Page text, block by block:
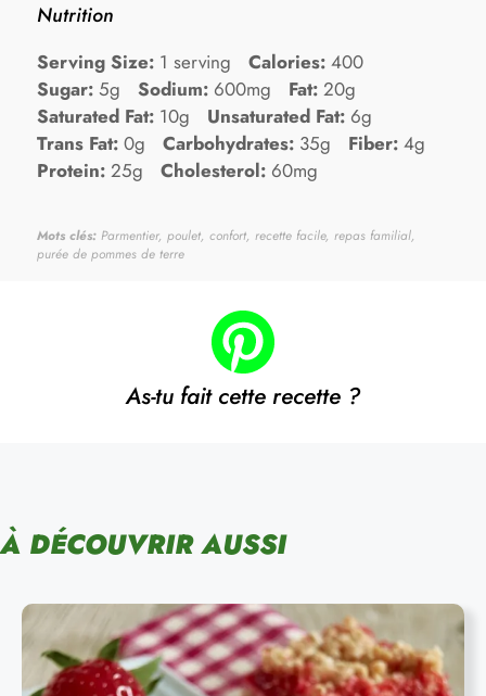
Nutrition
Serving Size: 1 serving Calories: 400
Sugar: 5g Sodium: 600mg Fat: 20g
Saturated Fat: 10g Unsaturated Fat: 6g
Trans Fat: 0g Carbohydrates: 35g Fiber: 4g
Protein: 25g Cholesterol: 60mg
Mots clés: Parmentier, poulet, confort, recette facile, repas familial,
purée de pommes de terre
As-tu fait cette recette ?
À DÉCOUVRIR AUSSI